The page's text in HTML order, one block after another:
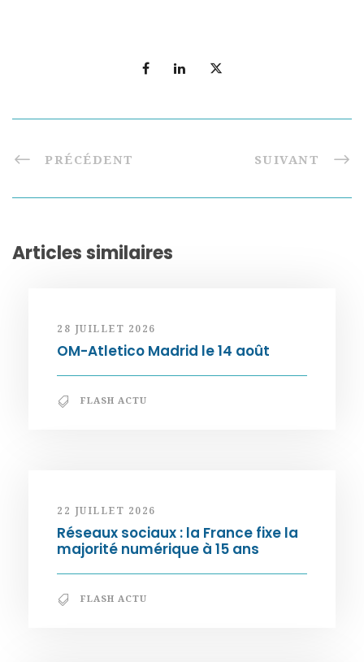
PRÉCÉDENT SUIVANT
Articles similaires
28 JUILLET 2026
OM-Atletico Madrid le 14 août
FLASH ACTU
22 JUILLET 2026
Réseaux sociaux : la France fixe la
majorité numérique à 15 ans
FLASH ACTU